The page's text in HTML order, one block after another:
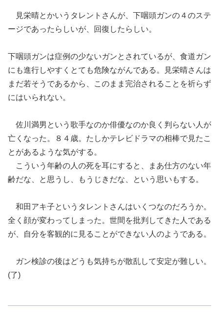
見栄晴とかいうタレントさんが 下咽頭ガンの４のステ
ージであったらしいが、回復したらしい。
下咽頭ガンは症例の少ないガンとされているが、食道ガン
にも進行しやすくとても危険ながんである。
見栄晴さんは
まだ若そうであるから、このまま完治されることを祈らず
にはいられない。
佐川満男という歌手なのか俳優なのか良く判らない人が
亡くなった。８４歳。たしかテレビドラマの相棒で見たこ
とがあるような気がする。
こういう年齢の人の死を耳にすると、まあ仕方のない年
齢だな、と思うし、もうじきだな、という思いもする。
和田アキ子というタレントさんはいくつなのだろうか。
全く顔が変わってしまった。世間を批判してきた人である
が、自分を客観的に見ることができない人のようである。
ガン検診の後はどうも気持ちが散乱して安定が難しい。
(了)